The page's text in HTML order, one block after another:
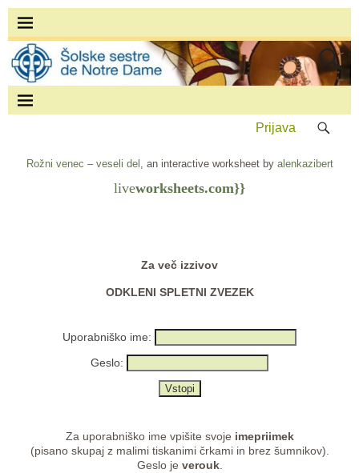
Prijava
Rožni venec – veseli del , an interactive worksheet by alenkazibert
liveworksheets.com}}
Za več izzivov
ODKLENI SPLETNI ZVEZEK
Uporabniško ime:
Geslo:
Za uporabniško ime vpišite svoje imepriimek
(pisano skupaj z malimi tiskanimi črkami in brez šumnikov).
Geslo je verouk.